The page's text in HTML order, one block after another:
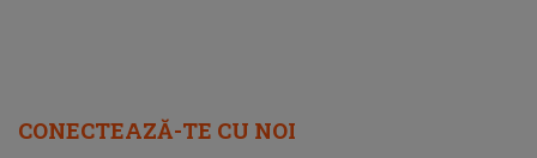
CONECTEAZĂ-TE CU NOI